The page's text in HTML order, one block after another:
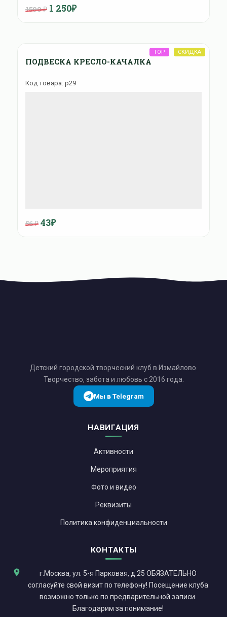
1500 ₽ 1 250₽
ПОДВЕСКА КРЕСЛО-КАЧАЛКА
Код товара: p29
56 ₽ 43₽
Детский городской творческий клуб в Измайлово.
Творчество, забота и любовь с 2016 года.
Мы в Telegram
НАВИГАЦИЯ
Активности
Мероприятия
Фото и видео
Реквизиты
Политика конфиденциальности
КОНТАКТЫ
г.Москва, ул. 5-я Парковая, д.25 ОБЯЗАТЕЛЬНО
согласуйте свой визит по телефону! Посещение клуба
возможно только по предварительной записи.
Благодарим за понимание!